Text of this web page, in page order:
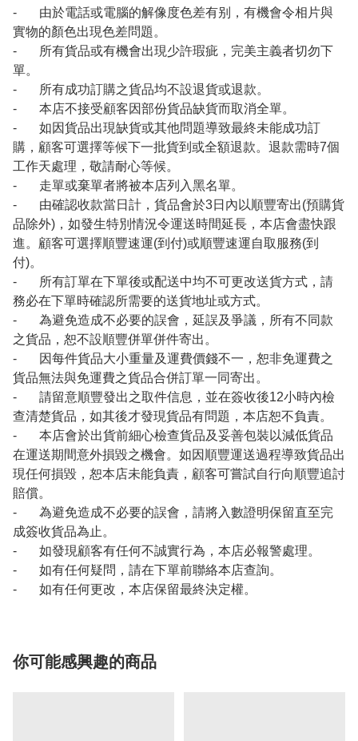
- 由於電話或電腦的解像度色差有别，有機會令相片與
實物的顏色出現色差問題。
- 所有貨品或有機會出現少許瑕疵，完美主義者切勿下
單。
- 所有成功訂購之貨品均不設退貨或退款。
- 本店不接受顧客因部份貨品缺貨而取消全單。
- 如因貨品出現缺貨或其他問題導致最終未能成功訂
購，顧客可選擇等候下一批貨到或全額退款。退款需時7個
工作天處理，敬請耐心等候。
- 走單或棄單者將被本店列入黑名單。
- 由確認收款當日計，貨品會於3日內以順豐寄出(預購貨
品除外)，如發生特別情況令運送時間延長，本店會盡快跟
進。顧客可選擇順豐速運(到付)或順豐速運自取服務(到
付)。
- 所有訂單在下單後或配送中均不可更改送貨方式，請
務必在下單時確認所需要的送貨地址或方式。
- 為避免造成不必要的誤會，延誤及爭議，所有不同款
之貨品，恕不設順豐併單併件寄出。
- 因每件貨品大小重量及運費價錢不一，恕非免運費之
貨品無法與免運費之貨品合併訂單一同寄出。
- 請留意順豐發出之取件信息，並在簽收後12小時內檢
查清楚貨品，如其後才發現貨品有問題，本店恕不負責。
- 本店會於出貨前細心檢查貨品及妥善包裝以減低貨品
在運送期間意外損毀之機會。如因順豐運送過程導致貨品出
現任何損毀，恕本店未能負責，顧客可嘗試自行向順豐追討
賠償。
- 為避免造成不必要的誤會，請將入數證明保留直至完
成簽收貨品為止。
- 如發現顧客有任何不誠實行為，本店必報警處理。
- 如有任何疑問，請在下單前聯絡本店查詢。
- 如有任何更改，本店保留最終決定權。
你可能感興趣的商品